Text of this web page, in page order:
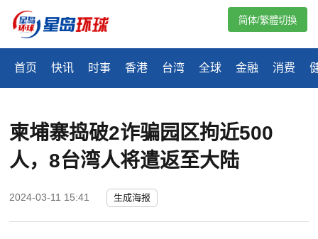
首页 快讯 时事 香港 台湾 全球 金融 消费
简体/繁體切換
柬埔寨捣破2诈骗园区拘近500
人，8台湾人将遣返至大陆
2024-03-11 15:41 生成海报